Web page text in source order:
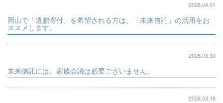
2026.04.01
岡山で「遺贈寄付」を希望される方は、「未来信託」の活用をお
ススメします。
2026.03.30
未来信託には、家族会議は必要ございません。
2026.03.18